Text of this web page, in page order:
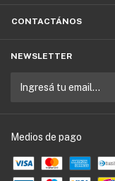
CONTACTÁNOS
NEWSLETTER
Medios de pago